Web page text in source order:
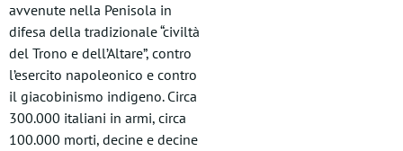
avvenute nella Penisola in
difesa della tradizionale “civiltà
del Trono e dell’Altare”, contro
l’esercito napoleonico e contro
il giacobinismo indigeno. Circa
300.000 italiani in armi, circa
100.000 morti, decine e decine